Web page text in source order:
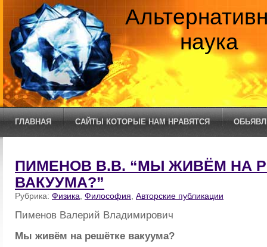
наука
ГЛАВНАЯ САЙТЫ КОТОРЫЕ НАМ НРАВЯТСЯ
ПИМЕНОВ В.В. “МЫ ЖИВЁМ НА
ВАКУУМА?”
Рубрика: Физика Философия Авторские публикации
Пименов Валерий Владимирович
Мы живём на решётке вакуума?